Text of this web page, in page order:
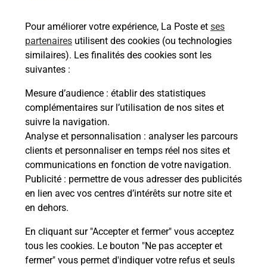
Pour améliorer votre expérience, La Poste et ses
partenaires utilisent des cookies (ou technologies
similaires). Les finalités des cookies sont les
suivantes :
Mesure d’audience : établir des statistiques
complémentaires sur l’utilisation de nos sites et
suivre la navigation.
Analyse et personnalisation : analyser les parcours
clients et personnaliser en temps réel nos sites et
communications en fonction de votre navigation.
Publicité : permettre de vous adresser des publicités
en lien avec vos centres d’intérêts sur notre site et
en dehors.
En cliquant sur "Accepter et fermer" vous acceptez
tous les cookies. Le bouton "Ne pas accepter et
fermer" vous permet d'indiquer votre refus et seuls
En savoir plus
Malin !
La Poste
en ligne
Ouvert 24h/24
En savoir plus